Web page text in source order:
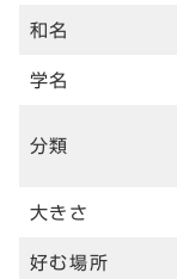
和名
学名
分類
大きさ
好む場所